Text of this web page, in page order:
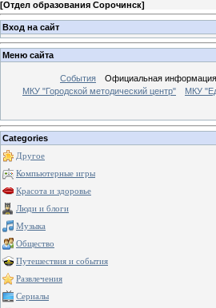
[Отдел образования Сорочинск]
Вход на сайт
Меню сайта
События Официальная информация
МКУ "Городской методический центр"
МКУ
Categories
Другое
Компьютерные игры
Красота и здоровье
Люди и блоги
Музыка
Общество
Путешествия и события
Развлечения
Сериалы